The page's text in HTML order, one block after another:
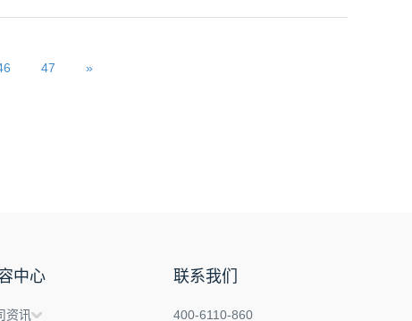
47 »
中心
资讯
联系我们
400-6110-860